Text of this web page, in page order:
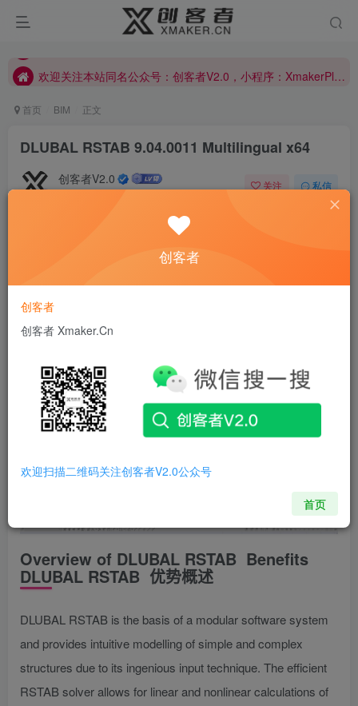
欢迎关注本站同名公众号：创客者V2.0，小程序：XmakerPlus已上线！本站已开启多语言自动翻译功能！右上角图标可以显示切换语言！
欢迎关注本站同名公众号：创客者V2.0，小程序：XmakerPlus已上线！本站已开启多语言自动翻译功能！右上角图标可以显示切换语言！
首页 BIM 正文
DLUBAL RSTAB 9.04.0011 Multilingual x64
创客者V2.0
1年前更新
关注 私信
Finger rift,twisted in the love.
如果你为着错过夕阳而哭泣，那么你就要错群星了
DLUBAL RSTAB for Windows它是一款功能强大的分析和设
计软件，用于 3D 梁、框架或桁架结构计算，反映了当前的
Overview of DLUBAL RSTAB Benefits
DLUBAL RSTAB 优势概述
DLUBAL RSTAB is the basis of a modular software system
and provides intuitive modelling of simple and complex
structures due to its ingenious input technique. The efficient
RSTAB solver allows for linear and nonlinear calculations of
创客者
创客者
创客者 Xmaker.Cn
欢迎扫描二维码关注创客者V2.0公众号
首页